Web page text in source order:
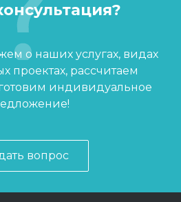
о наших услугах, видах
проектах, рассчитаем
индивидуальное
вопрос